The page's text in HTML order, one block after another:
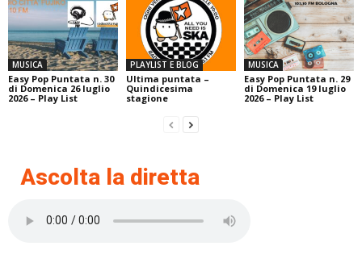
MUSICA
Easy Pop Puntata n. 30
di Domenica 26 luglio
2026 – Play List
PLAYLIST E BLOG
Ultima puntata –
Quindicesima
stagione
MUSICA
Easy Pop Puntata n. 29
di Domenica 19 luglio
2026 – Play List
Ascolta la diretta